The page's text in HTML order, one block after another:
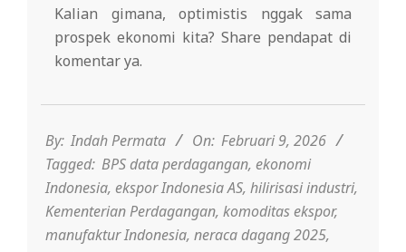
Kalian gimana, optimistis nggak sama
prospek ekonomi kita? Share pendapat di
komentar ya.
09
By: Indah Permata On: Februari 9, 2026
Tagged: BPS data perdagangan, ekonomi
Indonesia, ekspor Indonesia AS, hilirisasi industri,
Kementerian Perdagangan, komoditas ekspor,
manufaktur Indonesia, neraca dagang 2025,